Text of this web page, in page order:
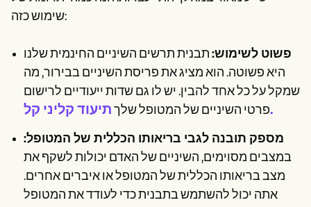
שימוש כזה:
פשוט לשימוש: תבנית תרשים השיניים החינמית שלנו
היא פשוטה. הוא מציג את פריסת השיניים בבירור, מה
שמקל על כל אחד להבין. יש לו גם שדות ייעודיים לרישום
פרטי השיניים של המטופל שלךתיעוד קליני קל.
מספק תובנה לגבי בריאותו הכללית של המטופל:
במצבים מסוימים, השיניים של האדם יכולות לשקף את
מצב בריאותו הכללית של המטופל או איברים אחרים.
אתה יכול להשתמש בתבנית כדי לעודד את המטופל